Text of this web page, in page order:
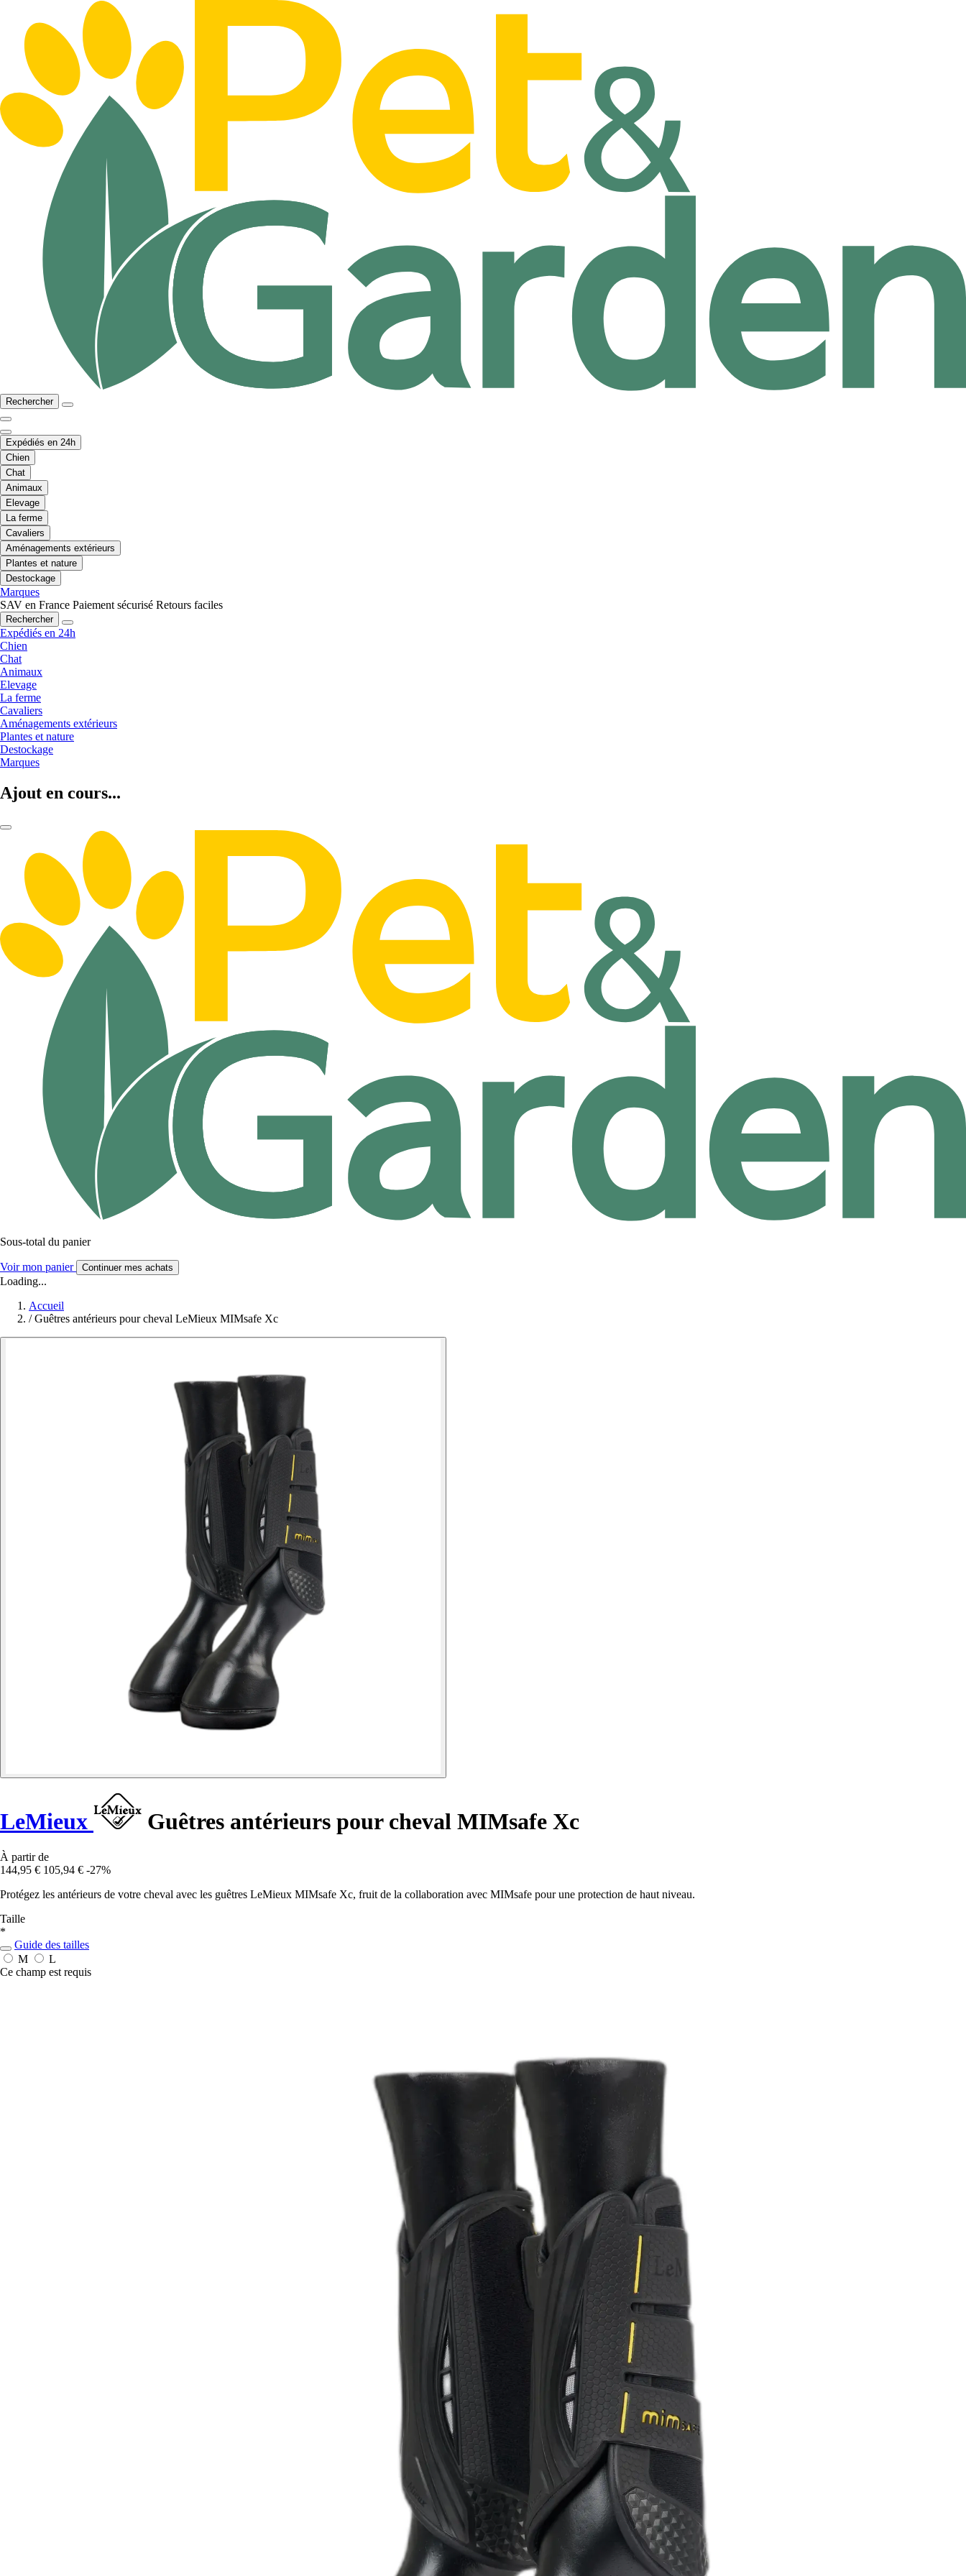
Rechercher
Expédiés en 24h
Chien
Chat
Animaux
Elevage
La ferme
Cavaliers
Aménagements extérieurs
Plantes et nature
Destockage
Marques
SAV en France Paiement sécurisé Retours faciles
Rechercher
Expédiés en 24h
Chien
Chat
Animaux
Elevage
La ferme
Cavaliers
Aménagements extérieurs
Plantes et nature
Destockage
Marques
Ajout en cours...
Sous-total du panier
Voir mon panier Continuer mes achats
Loading...
Accueil
/ Guêtres antérieurs pour cheval LeMieux MIMsafe Xc
LeMieux Guêtres antérieurs pour cheval MIMsafe Xc
À partir de
144,95 € 105,94 € -27%
Protégez les antérieurs de votre cheval avec les guêtres LeMieux MIMsafe Xc, fruit de la collaboration avec MIMsafe pour une protection de haut niveau.
Taille
*
Guide des tailles
M
L
Ce champ est requis